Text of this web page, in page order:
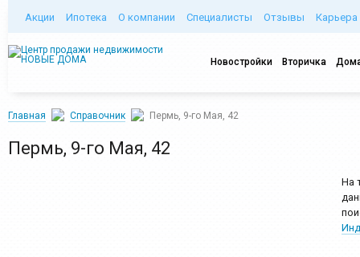
Акции Ипотека О компании Специалисты Отзывы Карьера
Новостройки Вторичка
Главная Справочник Пермь, 9-го Мая, 42
Пермь, 9-го Мая, 42
На